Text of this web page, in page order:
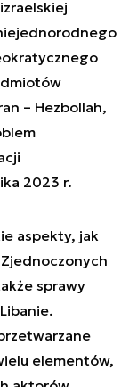
– Hezbollah,
2023 r.
aspekty, jak
sprawy
elementów,